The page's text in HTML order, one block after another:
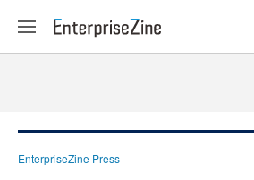
EnterpriseZine Press